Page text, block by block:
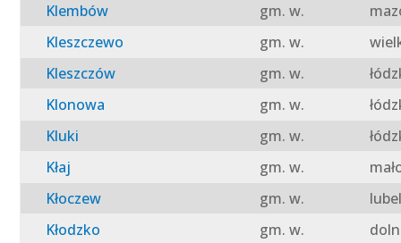
Klembów
gm. w.
Kleszczewo
gm. w.
Kleszczów
gm. w.
Klonowa
gm. w.
Kluki
gm. w.
Kłaj
gm. w.
Kłoczew
gm. w.
Kłodzko
gm. w.